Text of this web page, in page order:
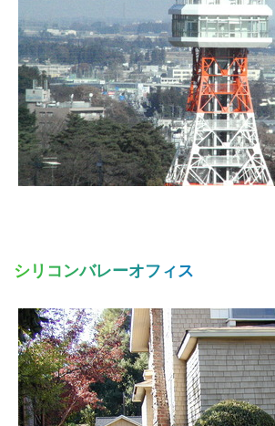
シリコンバレーオフィス